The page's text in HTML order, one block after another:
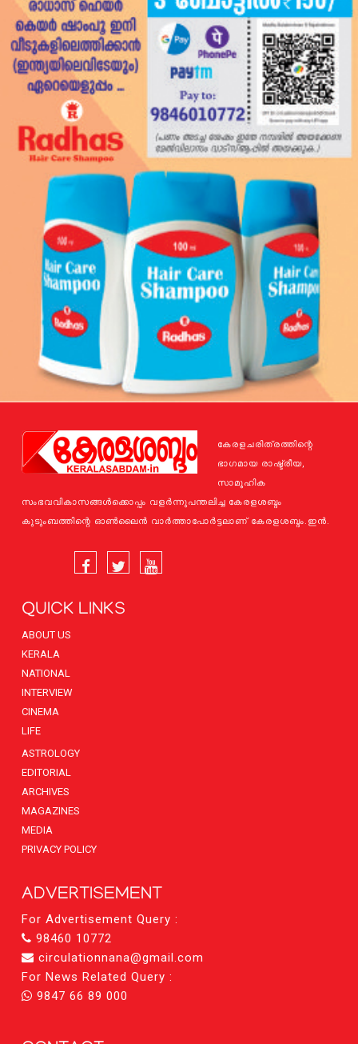
കേരളചരിത്രത്തിന്റെ
ഭാഗമായ രാഷ്ട്രീയ,
സാമൂഹിക
സംഭവവികാസങ്ങള്‍ക്കൊപ്പം വളര്‍ന്നുപന്തലിച്ച കേരളശബ്ദം
കുടുംബത്തിന്റെ ഓണ്‍ലൈന്‍ വാര്‍ത്താപോര്‍ട്ടലാണ് കേരളശബ്ദം.ഇന്‍.
QUICK LINKS
ABOUT US
KERALA
NATIONAL
INTERVIEW
CINEMA
LIFE
ASTROLOGY
EDITORIAL
ARCHIVES
MAGAZINES
MEDIA
PRIVACY POLICY
ADVERTISEMENT
For Advertisement Query :
98460 10772
circulationnana@gmail.com
For News Related Query :
9847 66 89 000